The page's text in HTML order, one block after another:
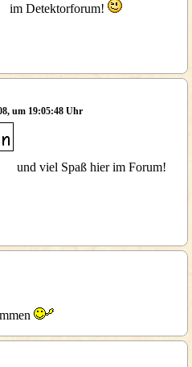
im Detektorforum!
um 19:05:48 Uhr
und viel Spaß hier im Forum!